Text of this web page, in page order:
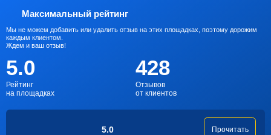
Максимальный рейтинг
Мы не можем добавить или удалить отзыв на этих площадках, поэтому дорожим
каждым клиентом.
Ждем и ваш отзыв!
5.0
Рейтинг
на площадках
428
Отзывов
от клиентов
5.0 Прочитать